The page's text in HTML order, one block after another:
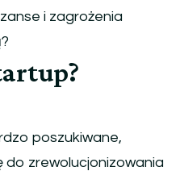
i zagrożenia
poszukiwane,
do zrewolucjonizowania